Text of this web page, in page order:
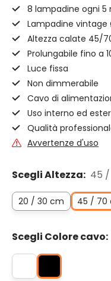
8 lampadine ogni 5
Lampadine
Altezza calate 45/
Prolungabile fino a
Luce fissa
Non dimmerabile
Cavo di
Uso interno ed
Qualità
Avvertenze d'uso
Scegli Altezza: 45
20 / 30 cm 45 / 70
Scegli Colore cavo: